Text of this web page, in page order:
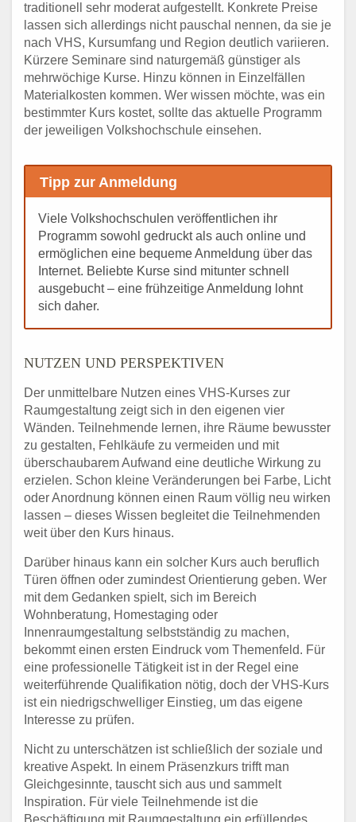
traditionell sehr moderat aufgestellt. Konkrete Preise
lassen sich allerdings nicht pauschal nennen, da sie je
nach VHS, Kursumfang und Region deutlich variieren.
Kürzere Seminare sind naturgemäß günstiger als
mehrwöchige Kurse. Hinzu können in Einzelfällen
Materialkosten kommen. Wer wissen möchte, was ein
bestimmter Kurs kostet, sollte das aktuelle Programm
der jeweiligen Volkshochschule einsehen.
Tipp zur Anmeldung
Viele Volkshochschulen veröffentlichen ihr
Programm sowohl gedruckt als auch online und
ermöglichen eine bequeme Anmeldung über das
Internet. Beliebte Kurse sind mitunter schnell
ausgebucht – eine frühzeitige Anmeldung lohnt
sich daher.
NUTZEN UND PERSPEKTIVEN
Der unmittelbare Nutzen eines VHS-Kurses zur
Raumgestaltung zeigt sich in den eigenen vier
Wänden. Teilnehmende lernen, ihre Räume bewusster
zu gestalten, Fehlkäufe zu vermeiden und mit
überschaubarem Aufwand eine deutliche Wirkung zu
erzielen. Schon kleine Veränderungen bei Farbe, Licht
oder Anordnung können einen Raum völlig neu wirken
lassen – dieses Wissen begleitet die Teilnehmenden
weit über den Kurs hinaus.
Darüber hinaus kann ein solcher Kurs auch beruflich
Türen öffnen oder zumindest Orientierung geben. Wer
mit dem Gedanken spielt, sich im Bereich
Wohnberatung, Homestaging oder
Innenraumgestaltung selbstständig zu machen,
bekommt einen ersten Eindruck vom Themenfeld. Für
eine professionelle Tätigkeit ist in der Regel eine
weiterführende Qualifikation nötig, doch der VHS-Kurs
ist ein niedrigschwelliger Einstieg, um das eigene
Interesse zu prüfen.
Nicht zu unterschätzen ist schließlich der soziale und
kreative Aspekt. In einem Präsenzkurs trifft man
Gleichgesinnte, tauscht sich aus und sammelt
Inspiration. Für viele Teilnehmende ist die